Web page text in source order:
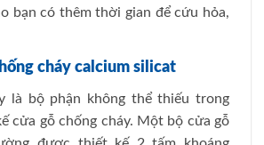
bạn có thêm thời gian để cứu hỏa,
cháy calcium silicat
là bộ phận không thể thiếu trong
cửa gỗ chống cháy. Một bộ cửa gỗ